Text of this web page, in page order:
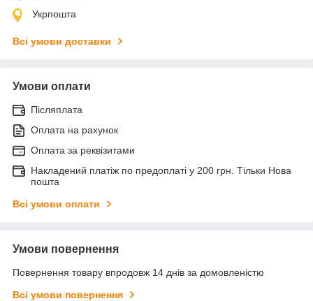
Укрпошта
Всі умови доставки
Умови оплати
Післяплата
Оплата на рахунок
Оплата за реквізитами
Накладений платіж по предоплаті у 200 грн. Тільки Нова
пошта
Всі умови оплати
Умови повернення
Повернення товару впродовж 14 днів за домовленістю
Всі умови повернення